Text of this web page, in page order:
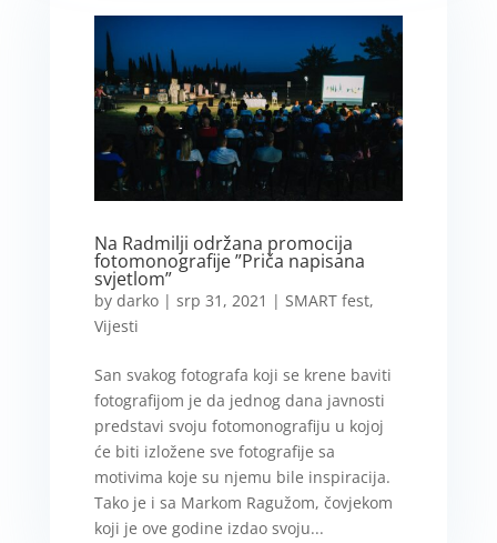
Na Radmilji održana promocija
fotomonografije ”Priča napisana
svjetlom”
by darko| srp 31, 2021 | SMART fest,
Vijesti
San svakog fotografa koji se krene baviti
fotografijom je da jednog dana javnosti
predstavi svoju fotomonografiju u kojoj
će biti izložene sve fotografije sa
motivima koje su njemu bile inspiracija.
Tako je i sa Markom Ragužom, čovjekom
koji je ove godine izdao svoju...